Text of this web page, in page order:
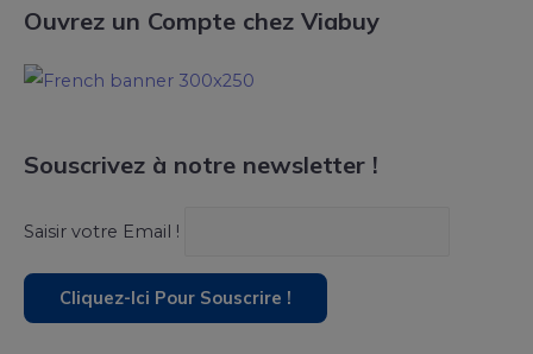
Ouvrez un Compte chez Viabuy
Souscrivez à notre newsletter !
Saisir votre Email !